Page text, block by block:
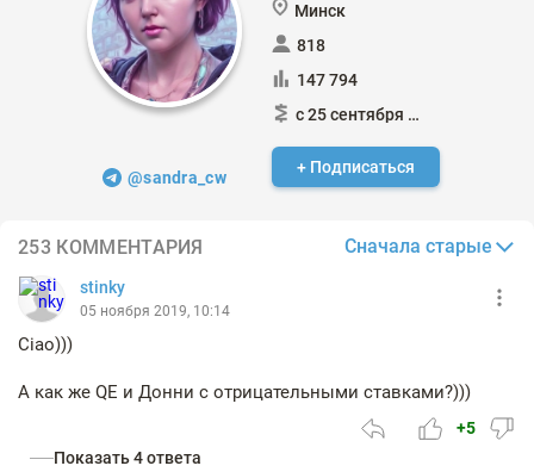
@sandra_cw
Минск
818
147 794
с 25 сентября 2012
+ Подписаться
253 КОММЕНТАРИЯ Сначала старые
stinky
05 ноября 2019, 10:14
Ciao)))
А как же QE и Донни с отрицательными ставками?)))
+5
Показать 4 ответа